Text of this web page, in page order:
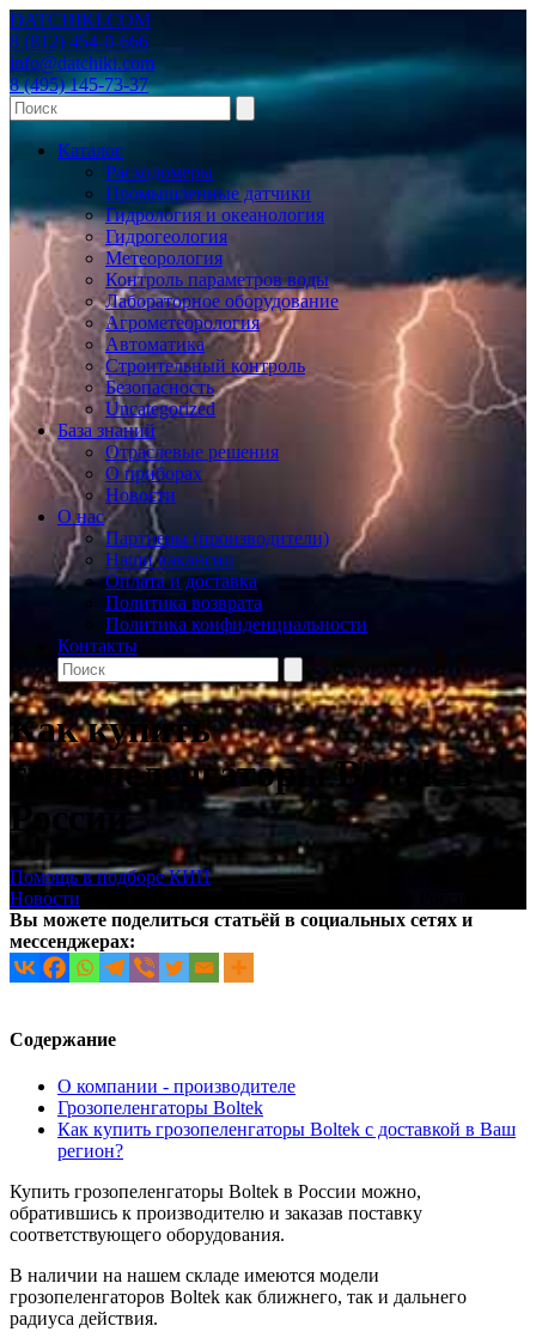
DATCHIKI.COM
8 (812) 454-0-666
info@datchiki.com
8 (495) 145-73-37
Каталог
Расходомеры
Промышленные датчики
Гидрология и океанология
Гидрогеология
Метеорология
Контроль параметров воды
Лабораторное оборудование
Агрометеорология
Автоматика
Строительный контроль
Безопасность
Uncategorized
База знаний
Отраслевые решения
О приборах
Новости
О нас
Партнеры (производители)
Наши вакансии
Оплата и доставка
Политика возврата
Политика конфиденциальности
Контакты
Как купить
грозопеленгаторы Boltek в
России
Помощь в подборе КИП
Новости
Вы можете поделиться статьёй в социальных сетях и
мессенджерах:
Содержание
О компании - производителе
Грозопеленгаторы Boltek
Как купить грозопеленгаторы Boltek с доставкой в Ваш
регион?
Купить грозопеленгаторы Boltek в России можно,
обратившись к производителю и заказав поставку
соответствующего оборудования.
В наличии на нашем складе имеются модели
грозопеленгаторов Boltek как ближнего, так и дальнего
радиуса действия.